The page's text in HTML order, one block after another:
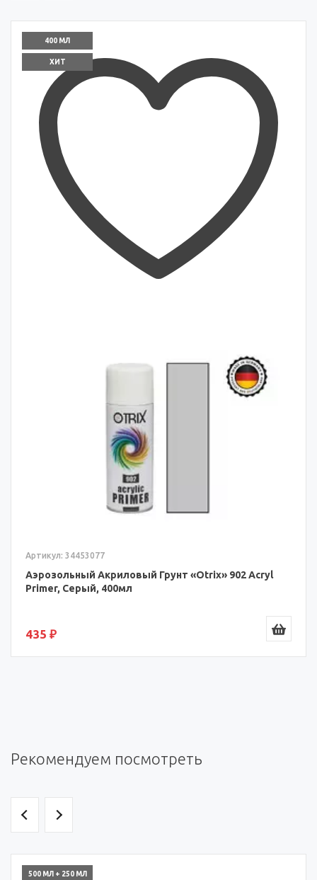
400 МЛ
ХИТ
Артикул: 34453077
Аэрозольный Акриловый Грунт «Otrix» 902 Acryl
Primer, Серый, 400мл
435 ₽
Рекомендуем посмотреть
500 МЛ + 250 МЛ